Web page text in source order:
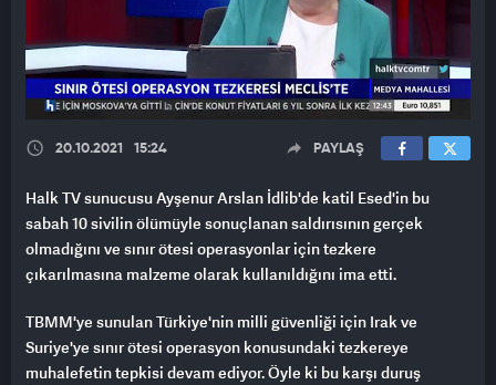
20.10.2021 15:24 PAYLAŞ
Halk TV sunucusu Ayşenur Arslan İdlib'de katil Esed'in bu
sabah 10 sivilin ölümüyle sonuçlanan saldırısının gerçek
olmadığını ve sınır ötesi operasyonlar için tezkere
çıkarılmasına malzeme olarak kullanıldığını ima etti.
TBMM'ye sunulan Türkiye'nin milli güvenliği için Irak ve
Suriye'ye sınır ötesi operasyon konusundaki tezkereye
muhalefetin tepkisi devam ediyor. Öyle ki bu karşı duruş